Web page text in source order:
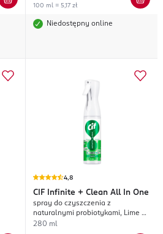
100 ml = 5,17 zł
Niedostępny online
4,8
CIF Infinite + Clean All In One
spray do czyszczenia z
naturalnymi probiotykami, Lime +
Lemongrass
280 ml